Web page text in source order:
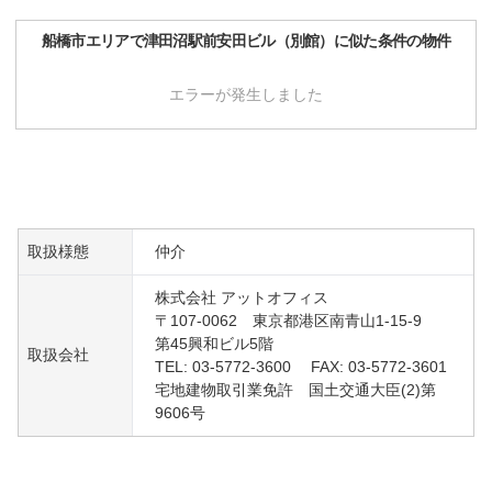
船橋市エリアで津田沼駅前安田ビル（別館） に似た条件の物件
エラーが発生しました
取扱様態 仲介
取扱会社
株式会社 アットオフィス
〒107-0062 東京都港区南青山1-15-9
第45興和ビル5階
TEL: 03-5772-3600 FAX: 03-5772-3601
宅地建物取引業免許 国土交通大臣(2)第
9606号